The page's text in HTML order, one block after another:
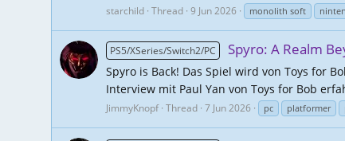
starchild Thread 9 Jun 2026 monolith soft
PS5/XSeries/Switch2/PC Spyro: A Realm
Spyro is Back! Das Spiel wird von Toys for
Interview mit Paul Yan von Toys for Bob
JimmyKnopf Thread 7 Jun 2026 pc platformer